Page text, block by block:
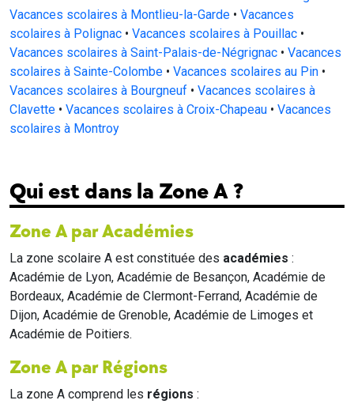
Vacances scolaires à Montlieu-la-Garde • Vacances
scolaires à Polignac • Vacances scolaires à Pouillac •
Vacances scolaires à Saint-Palais-de-Négrignac • Vacances
scolaires à Sainte-Colombe • Vacances scolaires au Pin •
Vacances scolaires à Bourgneuf • Vacances scolaires à
Clavette • Vacances scolaires à Croix-Chapeau • Vacances
scolaires à Montroy
Qui est dans la Zone A ?
Zone A par Académies
La zone scolaire A est constituée des académies :
Académie de Lyon, Académie de Besançon, Académie de
Bordeaux, Académie de Clermont-Ferrand, Académie de
Dijon, Académie de Grenoble, Académie de Limoges et
Académie de Poitiers.
Zone A par Régions
La zone A comprend les régions :